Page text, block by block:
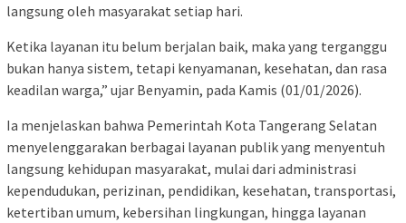
langsung oleh masyarakat setiap hari.
Ketika layanan itu belum berjalan baik, maka yang terganggu
bukan hanya sistem, tetapi kenyamanan, kesehatan, dan rasa
keadilan warga,” ujar Benyamin, pada Kamis (01/01/2026).
Ia menjelaskan bahwa Pemerintah Kota Tangerang Selatan
menyelenggarakan berbagai layanan publik yang menyentuh
langsung kehidupan masyarakat, mulai dari administrasi
kependudukan, perizinan, pendidikan, kesehatan, transportasi,
ketertiban umum, kebersihan lingkungan, hingga layanan